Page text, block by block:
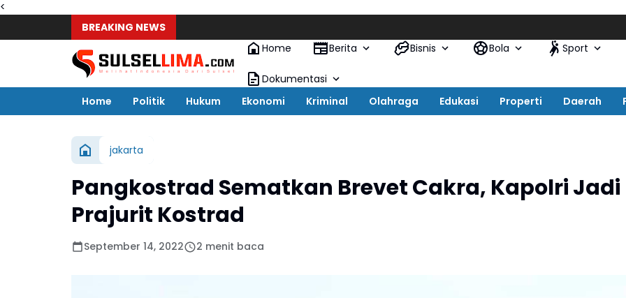
<
BREAKING NEWS
Home
Berita Bisnis Bola Sport
Dokumentasi
Home
Politik Hukum Ekonomi Kriminal Olahraga Edukasi Properti Daerah
jakarta
Pangkostrad Sematkan Brevet Cakra, Kapolri Jadi
Prajurit Kostrad
September 14, 2022 2 menit baca